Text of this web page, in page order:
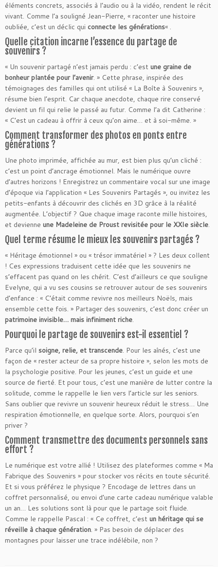
éléments concrets, associés à l’audio ou à la vidéo, rendent le récit
vivant. Comme l’a souligné Jean-Pierre, « raconter une histoire
oubliée, c’est un déclic qui connecte les générations« .
Quelle citation incarne l’essence du partage de
souvenirs ?
« Un souvenir partagé n’est jamais perdu : c’est une graine de
bonheur plantée pour l’avenir. » Cette phrase, inspirée des
témoignages des familles qui ont utilisé « La Boîte à Souvenirs »,
résume bien l’esprit. Car chaque anecdote, chaque rire conservé
devient un fil qui relie le passé au futur. Comme l’a dit Catherine :
« C’est un cadeau à offrir à ceux qu’on aime… et à soi-même. »
Comment transformer des photos en ponts entre
générations ?
Une photo imprimée, affichée au mur, est bien plus qu’un cliché :
c’est un point d’ancrage émotionnel. Mais le numérique ouvre
d’autres horizons ! Enregistrez un commentaire vocal sur une image
d’époque via l’application « Les Souvenirs Partagés », ou invitez les
petits-enfants à découvrir des clichés en 3D grâce à la réalité
augmentée. L’objectif ? Que chaque image raconte mille histoires,
et devienne une Madeleine de Proust revisitée pour le XXIe siècle.
Quel terme résume le mieux les souvenirs partagés ?
« Héritage émotionnel » ou « trésor immatériel » ? Les deux collent
! Ces expressions traduisent cette idée que les souvenirs ne
s’effacent pas quand on les chérit. C’est d’ailleurs ce que souligne
Evelyne, qui a vu ses cousins se retrouver autour de ses souvenirs
d’enfance : « C’était comme revivre nos meilleurs Noëls, mais
ensemble cette fois. » Partager des souvenirs, c’est donc créer un
patrimoine invisible… mais infiniment riche.
Pourquoi le partage de souvenirs est-il essentiel ?
Parce qu’il soigne, relie, et transcende. Pour les aînés, c’est une
façon de « rester acteur de sa propre histoire », selon les mots de
la psychologie positive. Pour les jeunes, c’est un guide et une
source de fierté. Et pour tous, c’est une manière de lutter contre la
solitude, comme le rappelle le lien vers l’article sur les seniors.
Sans oublier que revivre un souvenir heureux réduit le stress… Une
respiration émotionnelle, en quelque sorte. Alors, pourquoi s’en
priver ?
Comment transmettre des documents personnels sans
effort ?
Le numérique est votre allié ! Utilisez des plateformes comme « Ma
Fabrique des Souvenirs » pour stocker vos récits en toute sécurité.
Et si vous préférez le physique ? Encodage de lettres dans un
coffret personnalisé, ou envoi d’une carte cadeau numérique valable
un an… Les solutions sont là pour que le partage soit fluide.
Comme le rappelle Pascal : « Ce coffret, c’est un héritage qui se
réveille à chaque génération. » Pas besoin de déplacer des
montagnes pour laisser une trace indélébile, non ?